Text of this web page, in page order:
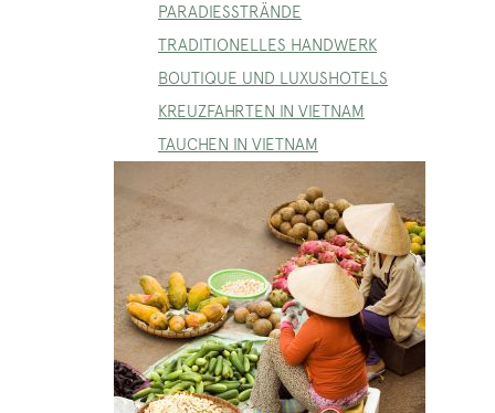
PARADIESSTRÄNDE
TRADITIONELLES HANDWERK
BOUTIQUE UND LUXUSHOTELS
KREUZFAHRTEN IN VIETNAM
TAUCHEN IN VIETNAM